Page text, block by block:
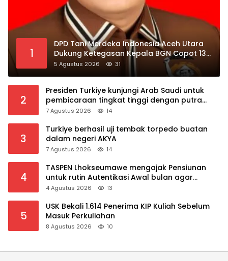
1
DPD Tani Merdeka Indonesia Aceh Utara
Dukung Ketegasan Kepala BGN Copot 137
Kepala SPPG
5 Agustus 2026 31
2
Presiden Turkiye kunjungi Arab Saudi untuk
pembicaraan tingkat tinggi dengan putra
mahkota Saudi dan PM Pakistan
7 Agustus 2026 14
3
Turkiye berhasil uji tembak torpedo buatan
dalam negeri AKYA
7 Agustus 2026 14
4
TASPEN Lhokseumawe mengajak Pensiunan
untuk rutin Autentikasi Awal bulan agar
Manfaat Pensiun tetap Lancar
4 Agustus 2026 13
5
USK Bekali 1.614 Penerima KIP Kuliah Sebelum
Masuk Perkuliahan
8 Agustus 2026 10